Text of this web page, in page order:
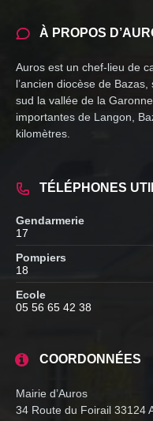
À PROPOS
Auros est un chef-lieu de
l’ancien diocèse de
sud la vallée de la
importantes de Langon,
kilomètres.
TÉLÉPHONES
Gendarmerie
17
Pompiers
18
Ecole
05 56 65 42 38
COORDONNÉES
Mairie d’Auros
34 Route du Foirail 33124